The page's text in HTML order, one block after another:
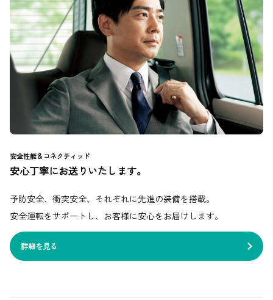
安全性能＆コネクティッド
安心丁寧にお送りいたします。
予防安全、衝突安全、それぞれに先進の装備を搭載。
安全運転をサポートし、お客様に安心をお届けします。
詳細を見る